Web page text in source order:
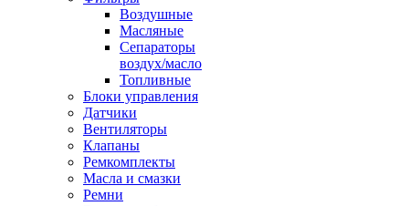
Воздушные
Масляные
Сепараторы
воздух/масло
Топливные
Блоки управления
Датчики
Вентиляторы
Клапаны
Ремкомплекты
Масла и смазки
Ремни